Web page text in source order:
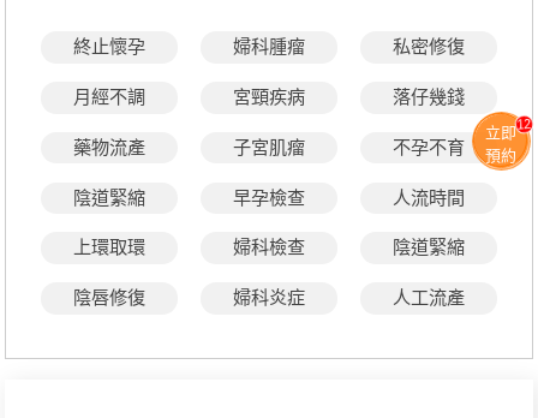
終止懷孕 婦科腫瘤 私密修復
月經不調 宮頸疾病 落仔幾錢
藥物流產 子宮肌瘤 不孕不育
陰道緊縮 早孕檢查 人流時間
上環取環 婦科檢查 陰道緊縮
陰唇修復 婦科炎症 人工流產
立即
預約
12